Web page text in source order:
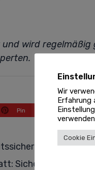
wird
Pin
Sicherheit als
Wir
Erfahrung
Cookie